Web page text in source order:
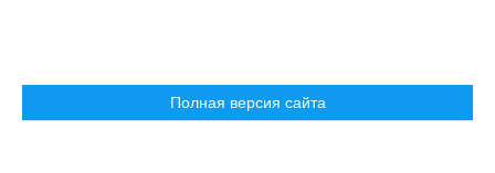
Полная версия сайта